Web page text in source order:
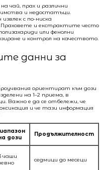
чай, прах и различни
и недостатъци.
с по-ниска
и екстрактите често
или фенолни
и контрол на качеството.
данни за
ориентират към дози
на 1–2 приема, в
Важно е да се отбележи, че
и че тази информация
дози
Продължителност
чаши
седмици до месеци